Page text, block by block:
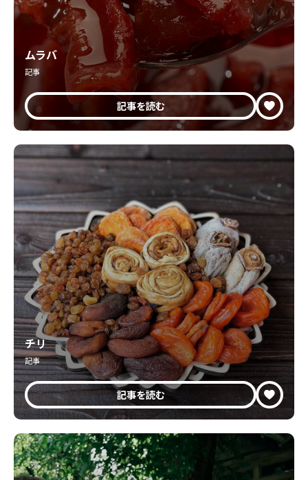
ムラバ
記事
記事を読む
チリ
記事
記事を読む